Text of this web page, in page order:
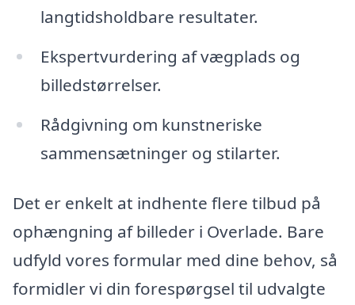
langtidsholdbare resultater.
Ekspertvurdering af vægplads og
billedstørrelser.
Rådgivning om kunstneriske
sammensætninger og stilarter.
Det er enkelt at indhente flere tilbud på
ophængning af billeder i Overlade. Bare
udfyld vores formular med dine behov, så
formidler vi din forespørgsel til udvalgte